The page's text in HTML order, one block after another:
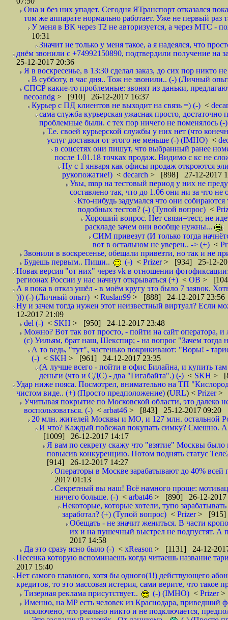
Она и без них упадет. Сегодня ЯТранспорт отказался
том же аппарате нормально работает. Уже не первый раз
У меня в ВК через Т2 не авторизуется, а через МТС -
10:31
Значит не только у меня такое, а я надеялся, что
днём звонили с +74992150890, подтвердили получение на
25-12-2017 20:36
Я в воскресенье, в 13:30 сделал заказ, до сих пор никто
В субботу, в час дня.. Тож не звонили.. (-) (Личный
СПСР какие-то проблемные: звонят из даньки,
necoandg > [910] 26-12-2017 16:37
Курьер с ПД клиентов не выходит на связь =) (-) <
сама служба курьерская ужасная просто,
проблемные были. с тех пор ничего не поменялось (-)
Т.е. своей курьерской службы у них нет (что
услуг доставки от этого не меньше (-) (IMHO) <
в соцсетях они пишут, что выбранный ранее
после 1.01.18 точках продаж. Видимо с кс не
Ну с 1 января как офисы продаж откроются
рукопожатие!) < decarch > [898] 27-12-2017
Увы, mnp на тестовый период у них не
составлено так, что до 1.06 они ни за что не
Кто-нибудь задумался что они
подобных тестов? (-) (Тупой вопрос) <
Хороший вопрос. Нет связи=тест, не
раскладе зачем они вообще нужны...
СИМ привезут (И только тогда
вот в остальном не уверен.. -> (+) <
Звонили в воскресенье, обещали привезти, но так и не
Будешь первым.. Пиши..
(-) < Prizer> [934] 25-12-
Новая версия "от них" через vk в отношении
регионах России у нас начнут открываться (+) < ОВ >
А я пока в отказ ушёл - в моём кругу это было 7 заявок.
))) (-) (Личный опыт) < Ruslan99 > [888] 24-12-2017 23:56
Ну и зачем тогда нужен этот неизвестный виртуал? Если
12-2017 21:09
del (-) < SKH > [950] 24-12-2017 23:48
Можно? Вот так вот просто, - пойти на сайт оператора,
(с) Уильям, брат наш, Шекспир; - на вопрос "Зачем тогда
А то ведь, "тут", частенько покрикивают: "Воры! -
(-) < SKH > [961] 24-12-2017 23:35
(А лучше всего - пойти в офис Билайна, и купить
деньги (что и СДС) - два "Гигабайта".) (-) < SKH >
Удар ниже пояса. Посмотрел, внимательно на ТП
чистом виде.. (+) (Просто предположение) (URL) < Prizer>
Учитывая покрытие по Московской области, это далеко
воспользоваться. (-) < arbat46 > [843] 25-12-2017 09:20
20 млн. жителей Москвы и МО, и 127 млн. остальной
И что? Каждый побежал покупать симку? Смешно. А
[1009] 26-12-2017 14:17
Я вам по секрету скажу что "взятие" Москвы
повысив конкуренцию. Потом поднять статус
[914] 26-12-2017 14:27
Операторы в Москве зарабатывают до 40% всей
2017 01:13
Секретный вы наш! Всё намного проще:
ничего больше. (-) < arbat46 > [890] 26-12-2017
Некоторые, которые хотели, тупо
заработал? (+) (Тупой вопрос) < Prizer> [915]
Обещать - не значит жениться. В части
их и на пушечный выстрел не подпустят. А
2017 14:58
Да это сразу ясно было (-) < xReason > [1131] 24-12-
Песенка которую вспоминаешь когда читаешь название
2017 15:40
Нет самого главного, хотя бы одного(1!) действующего
кредитов, то это массовая истерия, сами верите, что такое
Тизерная реклама присутствует..
(-) (IMHO) < Prizer>
Именно, на МР есть человек из Краснодара, приведший
исключено, что реально никто и не подключается,